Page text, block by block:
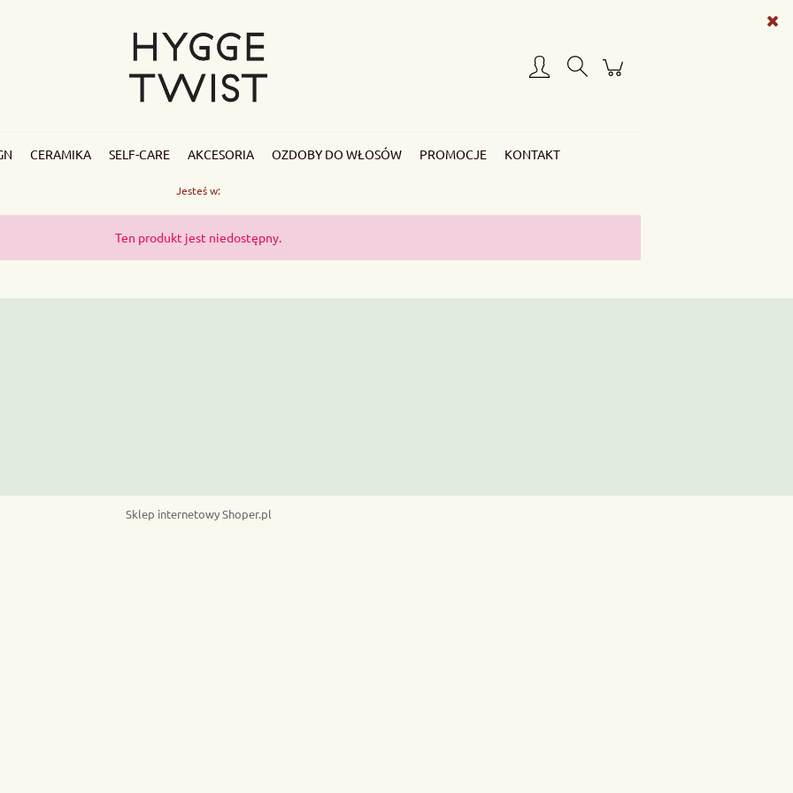
CERAMIKA SELF-CARE AKCESORIA OZDOBY DO WŁOSÓW PROMOCJE KONTAKT
Jesteś w:
Ten produkt jest niedostępny.
Sklep internetowy Shoper.pl